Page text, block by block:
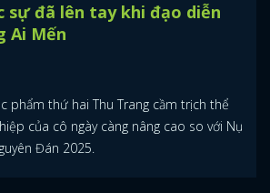
sự đã lên tay khi đạo diễn
Ai Mến
phẩm thứ hai Thu Trang cầm trịch thể
của cô ngày càng nâng cao so với Nụ
Đán 2025.